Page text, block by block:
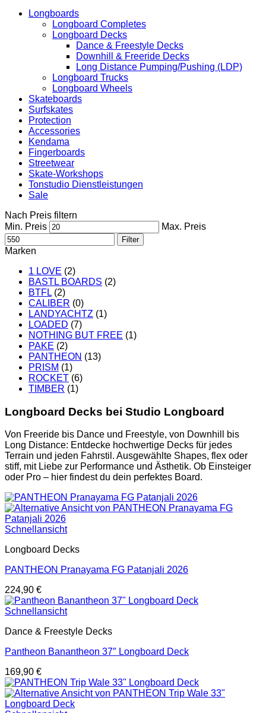
Longboards
Longboard Completes
Longboard Decks
Dance & Freestyle Decks
Downhill & Freeride Decks
Long Distance Pumping/Pushing (LDP)
Longboard Trucks
Longboard Wheels
Skateboards
Surfskates
Protection
Accessories
Kendama
Fingerboards
Streetwear
Skate-Workshops
Tonstudio Dienstleistungen
Sale
Nach Preis filtern
Min. Preis
Max. Preis
Filter
Marken
1 LOVE (2)
BASTL BOARDS (2)
BTFL (2)
CALIBER (0)
LANDYACHTZ (1)
LOADED (7)
NOTHING BUT FREE (1)
PAKE (2)
PANTHEON (13)
PRISM (1)
ROCKET (6)
TIMBER (1)
Longboard Decks bei Studio Longboard
Von Freeride bis Dance und Freestyle, von Downhill bis
Long Distance: Entdecke hochwertige Decks für jedes
Terrain und jeden Fahrstil. Ausgewählte Shapes, flex oder
stiff, mit Liebe zur Performance und Ästhetik. Ob Einsteiger
oder Pro – hier findest du dein perfektes Board.
Schnellansicht
Longboard Decks
PANTHEON Pranayama FG Patanjali 2026
224,90 €
Schnellansicht
Dance & Freestyle Decks
Pantheon Banantheon 37″ Longboard Deck
169,90 €